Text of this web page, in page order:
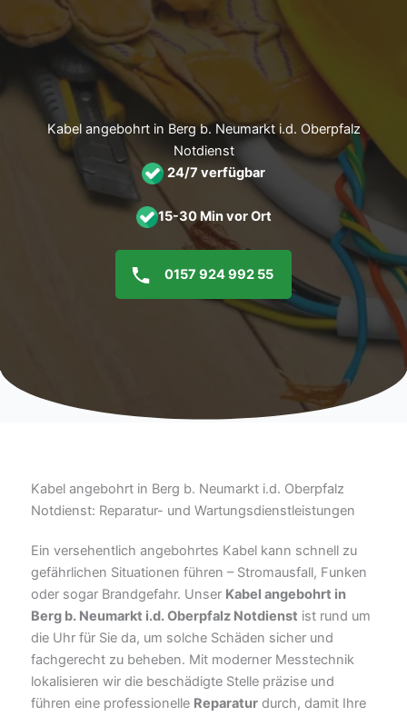
Inhalt
Kabel angebohrt in Berg b. Neumarkt i.d. Oberpfalz
Notdienst
24/7 verfügbar
15-30 Min vor Ort
0157 924 992 55
Kabel angebohrt in Berg b. Neumarkt i.d. Oberpfalz
Notdienst: Reparatur- und Wartungsdienstleistungen
Ein versehentlich angebohrtes Kabel kann schnell zu
gefährlichen Situationen führen – Stromausfall, Funken
oder sogar Brandgefahr. Unser Kabel angebohrt in
Berg b. Neumarkt i.d. Oberpfalz Notdienst ist rund um
die Uhr für Sie da, um solche Schäden sicher und
fachgerecht zu beheben. Mit moderner Messtechnik
lokalisieren wir die beschädigte Stelle präzise und
führen eine professionelle Reparatur durch, damit Ihre